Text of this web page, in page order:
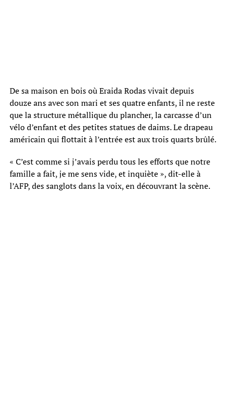
De sa maison en bois où Eraida Rodas vivait depuis
douze ans avec son mari et ses quatre enfants, il ne reste
que la structure métallique du plancher, la carcasse d’un
vélo d’enfant et des petites statues de daims. Le drapeau
américain qui flottait à l’entrée est aux trois quarts brûlé.
« C’est comme si j’avais perdu tous les efforts que notre
famille a fait, je me sens vide, et inquiète », dit-elle à
l’AFP, des sanglots dans la voix, en découvrant la scène.